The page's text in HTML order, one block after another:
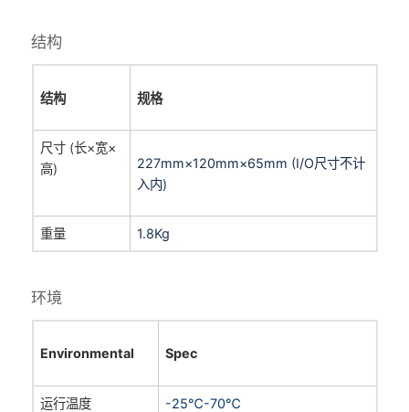
结构
结构 规格
尺寸 (长×宽×
高)
227mm×120mm×65mm (I/O尺寸不计
入内)
重量 1.8Kg
环境
Environmental Spec
运行温度 -25℃-70℃